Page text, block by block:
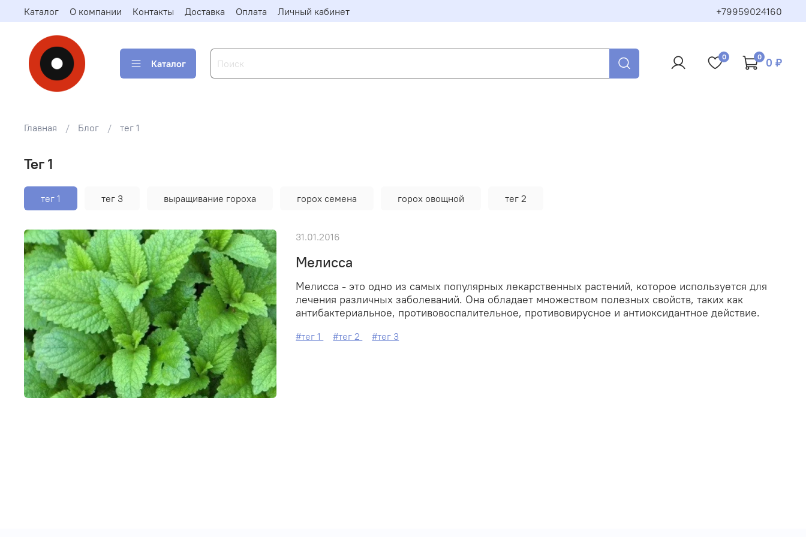
Каталог О компании Контакты Доставка Оплата Личный кабинет +79959024160
Каталог
0 0 0 ₽
Главная Блог тег 1
тег 1
тег 1 тег 3 выращивание гороха горох семена горох овощной тег 2
Мелисса
Мелисса - это одно из самых популярных лекарственных растений, которое используется для
лечения различных заболеваний. Она обладает множеством полезных свойств, таких как
антибактериальное, противовоспалительное, противовирусное и антиоксидантное действие.
31.01.2016
#тег 1 #тег 2 #тег 3